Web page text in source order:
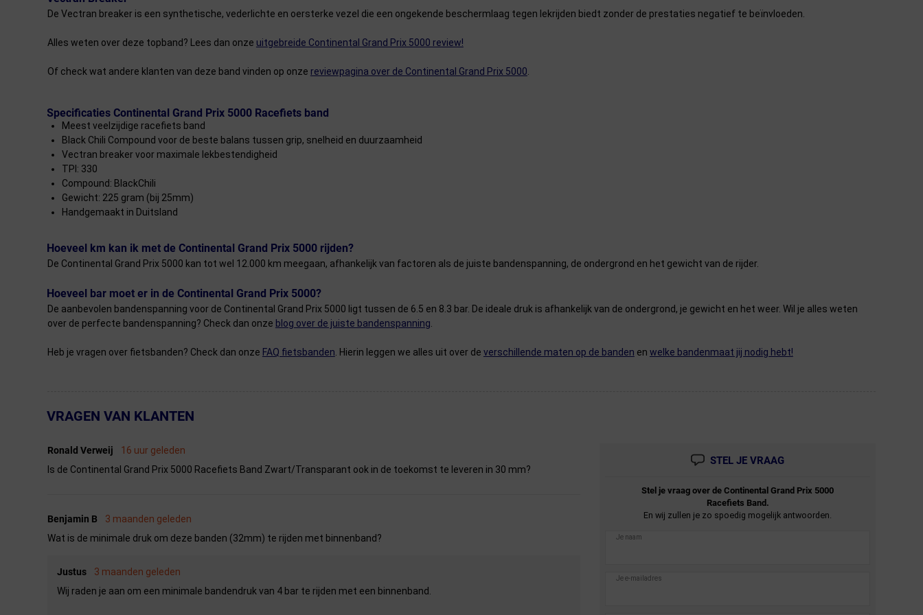
De Vectran breaker is een synthetische, vederlichte en oersterke vezel die een ongekende beschermlaag tegen lekrijden biedt zonder de prestaties negatief te beïnvloeden.
Alles weten over deze topband? Lees dan onze uitgebreide Continental Grand Prix 5000 review!
Of check wat andere klanten van deze band vinden op onze reviewpagina over de Continental Grand Prix 5000
Specificaties Continental Grand Prix 5000 Racefiets band
Meest veelzijdige racefiets band
Black Chili Compound voor de beste balans tussen grip, snelheid en duurzaamheid
Vectran breaker voor maximale lekbestendigheid
TPI: 330
Compound: BlackChili
Gewicht: 225 gram (bij 25mm)
Handgemaakt in Duitsland
Hoeveel km kan ik met de Continental Grand Prix 5000 rijden?
De Continental Grand Prix 5000 kan tot wel 12.000 km meegaan, afhankelijk van factoren als de juiste bandenspanning, de ondergrond en het gewicht van de rijder.
Hoeveel bar moet er in de Continental Grand Prix 5000?
De aanbevolen bandenspanning voor de Continental Grand Prix 5000 ligt tussen de 6.5 en 8.3 bar. De ideale druk is afhankelijk van de ondergrond, je gewicht en het weer. Wil je alles weten
over de perfecte bandenspanning? Check dan onze blog over de juiste bandenspanning
Heb je vragen over fietsbanden? Check dan onze FAQ fietsbanden . Hierin leggen we alles uit over de verschillende maten op de banden en welke bandenmaat jij nodig hebt!
← Terug naar productnavigatie
VRAGEN VAN KLANTEN
Ronald Verweij
16 uur geleden
Is de Continental Grand Prix 5000 Racefiets Band Zwart/Transparant ook in de toekomst te leveren in 30 mm?
Benjamin B
3 maanden geleden
Wat is de minimale druk om deze banden (32mm) te rijden met binnenband?
Justus
3 maanden geleden
Wij raden je aan om een minimale bandendruk van 4 bar te rijden met een binnenband.
STEL JE VRAAG
Stel je vraag over deContinentalGrand Prix 5000
Racefiets Band.
En wij zullen je zo spoedig mogelijk antwoorden.